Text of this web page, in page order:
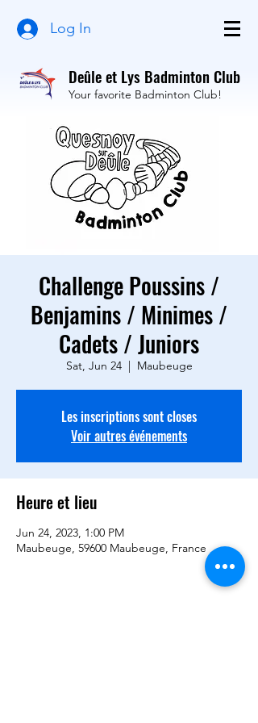
Log In
Deûle et Lys Badminton Club
Your favorite Badminton Club!
Challenge Poussins /
Benjamins / Minimes /
Cadets / Juniors
Sat, Jun 24
  |
Maubeuge
Les inscriptions sont closes
Voir autres événements
Heure et lieu
Jun 24, 2023, 1:00 PM
Maubeuge, 59600 Maubeuge, France